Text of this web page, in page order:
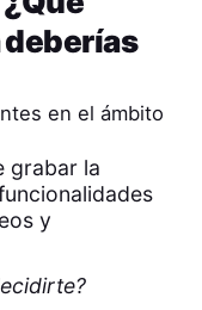
deberías
en el ámbito
grabar la
y